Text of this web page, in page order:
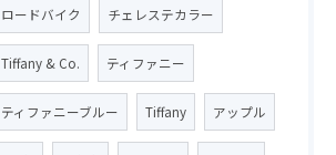
ロードバイク チェレステカラー
Tiffany & Co. ティファニー
ティファニーブルー Tiffany アップル